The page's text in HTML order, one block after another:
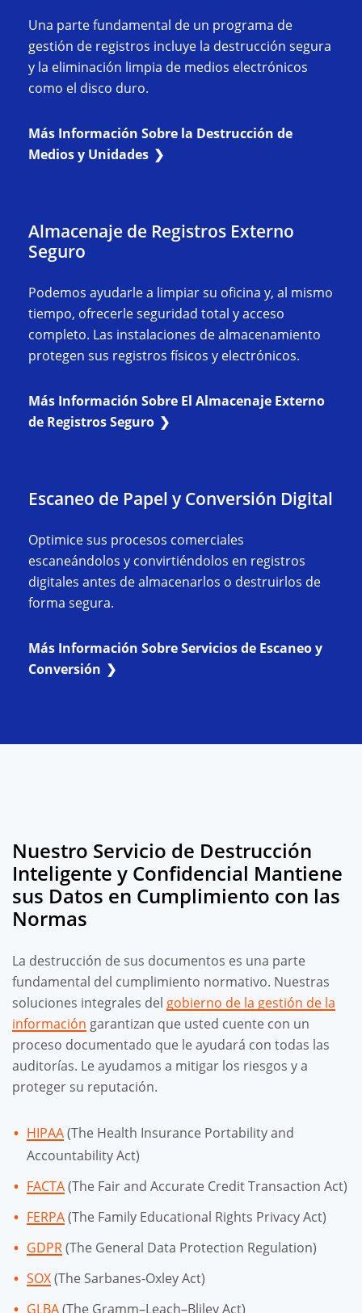
Una parte fundamental de un programa de
gestión de registros incluye la destrucción segura
y la eliminación limpia de medios electrónicos
como el disco duro.
Más Información Sobre la Destrucción de
Medios y Unidades
Almacenaje de Registros Externo
Seguro
Podemos ayudarle a limpiar su oficina y, al mismo
tiempo, ofrecerle seguridad total y acceso
completo. Las instalaciones de almacenamiento
protegen sus registros físicos y electrónicos.
Más Información Sobre El Almacenaje Externo
de Registros Seguro
Escaneo de Papel y Conversión Digital
Optimice sus procesos comerciales
escaneándolos y convirtiéndolos en registros
digitales antes de almacenarlos o destruirlos de
forma segura.
Más Información Sobre Servicios de Escaneo y
Conversión
Nuestro Servicio de Destrucción
Inteligente y Confidencial Mantiene
sus Datos en Cumplimiento con las
Normas
La destrucción de sus documentos es una parte
fundamental del cumplimiento normativo. Nuestras
soluciones integrales del gobierno de la gestión de la
información garantizan que usted cuente con un
proceso documentado que le ayudará con todas las
auditorías. Le ayudamos a mitigar los riesgos y a
proteger su reputación.
HIPAA(The Health Insurance Portability and
Accountability Act)
FACTA(The Fair and Accurate Credit Transaction Act)
FERPA(The Family Educational Rights Privacy Act)
GDPR (The General Data Protection Regulation)
SOX(The Sarbanes-Oxley Act)
GLBA(The Gramm–Leach–Bliley Act)